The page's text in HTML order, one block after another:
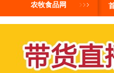
农牧食品网